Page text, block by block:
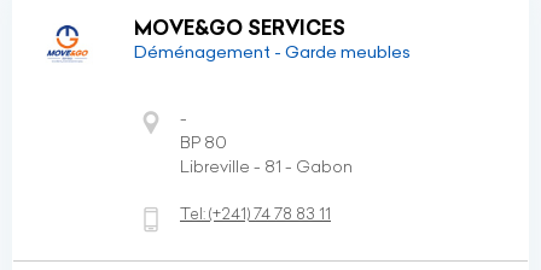
MOVE&GO SERVICES
Déménagement - Garde meubles
-
BP 80
Libreville - 81 - Gabon
Tel:(+241)74 78 83 11